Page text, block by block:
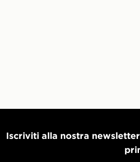
Iscriviti alla nostra